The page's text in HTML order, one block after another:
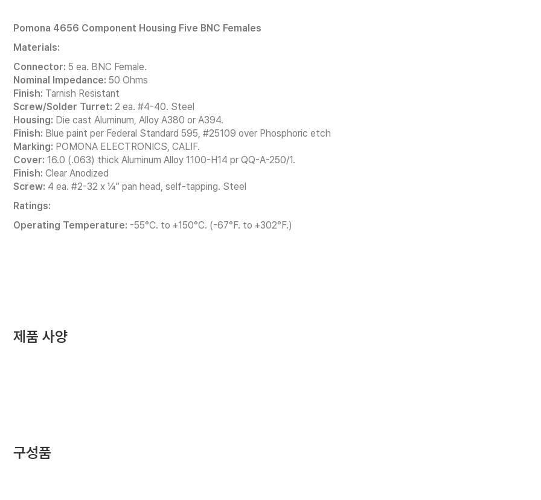
Pomona 4656 Component Housing Five BNC Females
Materials:
Connector: 5 ea. BNC Female.
Nominal Impedance: 50 Ohms
Finish: Tarnish Resistant
Screw/Solder Turret: 2 ea. #4-40. Steel
Housing: Die cast Aluminum, Alloy A380 or A394.
Finish: Blue paint per Federal Standard 595, #25109 over Phosphoric etch
Marking: POMONA ELECTRONICS, CALIF.
Cover: 16.0 (.063) thick Aluminum Alloy 1100-H14 pr QQ-A-250/1.
Finish: Clear Anodized
Screw: 4 ea. #2-32 x ¼” pan head, self-tapping. Steel
Ratings:
Operating Temperature: -55°C. to +150°C. (-67°F. to +302°F.)
제품 사양
구성품